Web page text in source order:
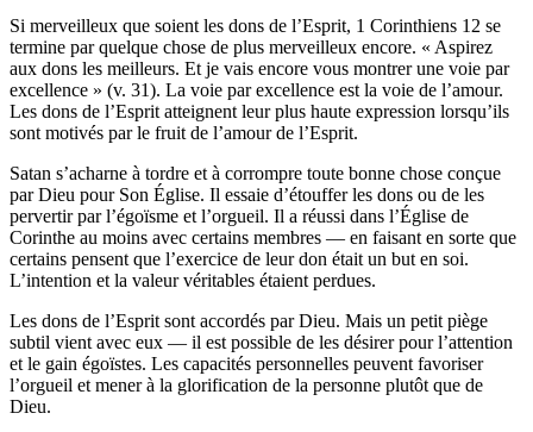
Si merveilleux que soient les dons de l’Esprit, 1 Corinthiens 12 se
termine par quelque chose de plus merveilleux encore. « Aspirez
aux dons les meilleurs. Et je vais encore vous montrer une voie par
excellence » (v. 31). La voie par excellence est la voie de l’amour.
Les dons de l’Esprit atteignent leur plus haute expression lorsqu’ils
sont motivés par le fruit de l’amour de l’Esprit.
Satan s’acharne à tordre et à corrompre toute bonne chose conçue
par Dieu pour Son Église. Il essaie d’étouffer les dons ou de les
pervertir par l’égoïsme et l’orgueil. Il a réussi dans l’Église de
Corinthe au moins avec certains membres — en faisant en sorte que
certains pensent que l’exercice de leur don était un but en soi.
L’intention et la valeur véritables étaient perdues.
Les dons de l’Esprit sont accordés par Dieu. Mais un petit piège
subtil vient avec eux — il est possible de les désirer pour l’attention
et le gain égoïstes. Les capacités personnelles peuvent favoriser
l’orgueil et mener à la glorification de la personne plutôt que de
Dieu.